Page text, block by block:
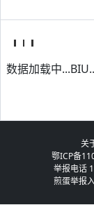
数据加载中
关
鄂ICP备
举报电话
煎蛋举报